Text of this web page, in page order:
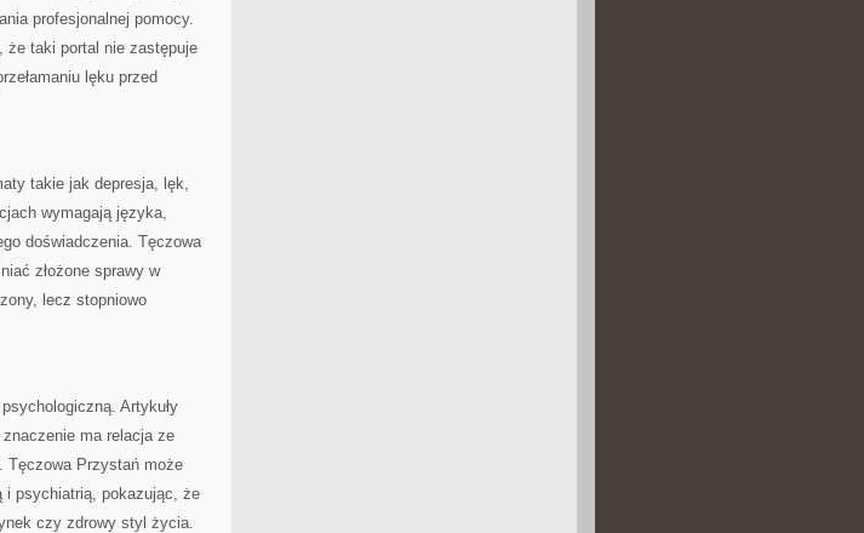
profesjonalnej pomocy.
że taki portal nie zastępuje
lęku przed
takie jak depresja, lęk,
wymagają języka,
doświadczenia. Tęczowa
złożone sprawy w
lecz stopniowo
Artykuły
ma relacja ze
Tęczowa Przystań może
i psychiatrią, pokazując, że
czy zdrowy styl życia.